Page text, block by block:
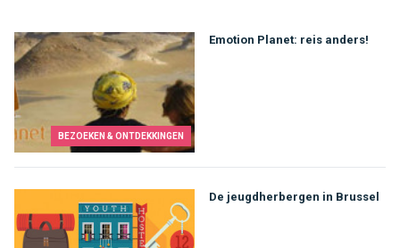
BEZOEKEN & ONTDEKKINGEN
Emotion Planet: reis anders!
De jeugdherbergen in Brussel